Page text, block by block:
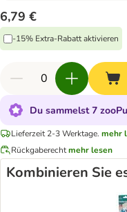
6,79 €
-15% Extra-Rabatt aktivieren
Du sammelst 7
Lieferzeit 2-3 Werktage. mehr
Rückgaberechtmehr lesen
Kombinieren Sie